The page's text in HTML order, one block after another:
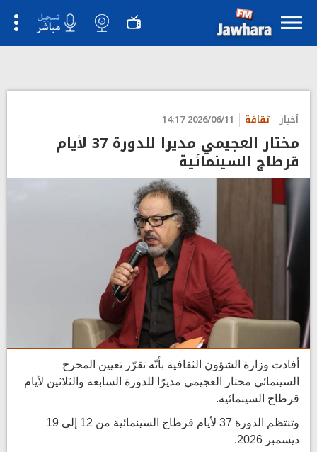
أخبار ثقافة 2026/06/11 14:17
مختار العجيمي مديرا للدورة 37 لأيام
قرطاج السينمائية
أفادت وزارة الشؤون الثقافية بأنّه تقرّر تعيين المخرج
السينمائي مختار العجيمي مديرًا للدورة السابعة والثلاثين لأيام
قرطاج السينمائية.
وتنتظم الدورة 37 لأيام قرطاج السينمائية من 12 إلى 19
ديسمبر 2026.